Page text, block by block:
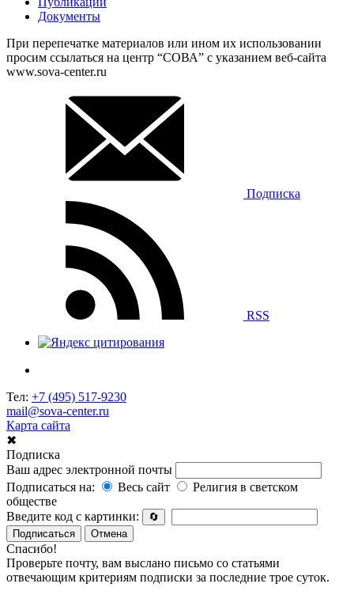
Документы
При перепечатке материалов или ином их использовании
просим ссылаться на центр “СОВА” с указанием веб-сайта
www.sova-center.ru
Подписка
RSS
Тел: +7 (495) 517-9230
mail@sova-center.ru
Карта сайта
✖
Подписка
Ваш адрес электронной почты
Подписаться на:
Весь сайт
Религия в светском
обществе
Введите код с картинки:
🔄
Подписаться
Отмена
Спасибо!
Проверьте почту, вам выслано письмо со статьями
отвечающим критериям подписки за последние трое суток.